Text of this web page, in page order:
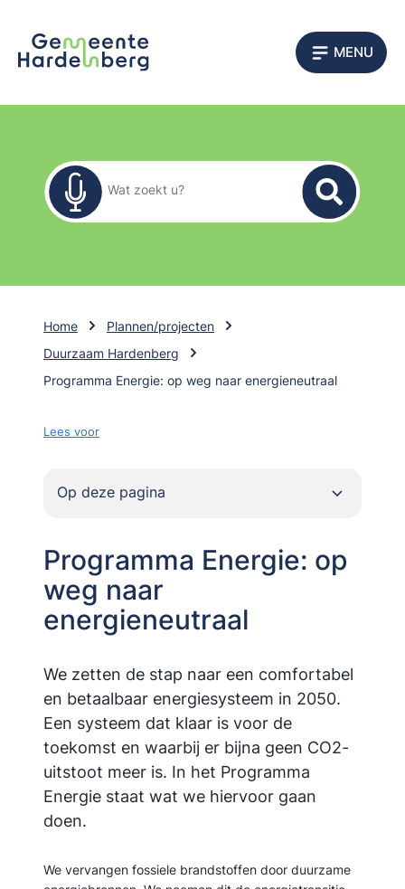
MENU
Zoekformulier
Wat zoekt u?
Home
Plannen/projecten
Duurzaam Hardenberg
Programma Energie: op weg naar energieneutraal
Lees voor
Op deze pagina
Programma Energie: op
weg naar
energieneutraal
We zetten de stap naar een comfortabel
en betaalbaar energiesysteem in 2050.
Een systeem dat klaar is voor de
toekomst en waarbij er bijna geen CO2-
uitstoot meer is. In het Programma
Energie staat wat we hiervoor gaan
doen.
We vervangen fossiele brandstoffen door duurzame